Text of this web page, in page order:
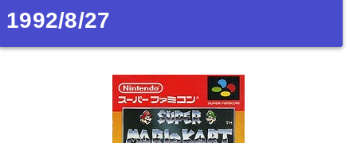
1992/8/27